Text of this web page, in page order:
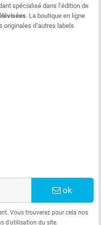
spécialisé dans l’édition de
. La boutique en ligne
originales d’autres labels
ok
Vous trouverez pour cela nos
d'utilisation du site.